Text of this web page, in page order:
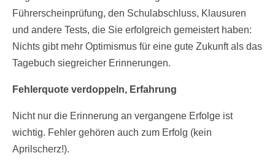
Führerscheinprüfung, den Schulabschluss, Klausuren
und andere Tests, die Sie erfolgreich gemeistert haben:
Nichts gibt mehr Optimismus für eine gute Zukunft als das
Tagebuch siegreicher Erinnerungen.
Fehlerquote verdoppeln, Erfahrung
Nicht nur die Erinnerung an vergangene Erfolge ist
wichtig. Fehler gehören auch zum Erfolg (kein
Aprilscherz!).